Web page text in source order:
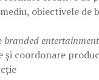
obiectivele de
branded entertainment
și coordonare